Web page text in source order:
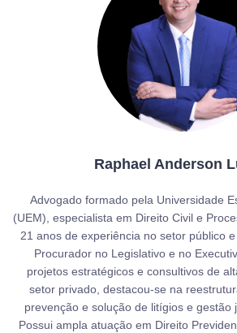
Raphael Anderson
Advogado formado pela Universidade
(UEM), especialista em Direito Civil e
21 anos de experiência no setor público
Procurador no Legislativo e no
projetos estratégicos e consultivos de
setor privado, destacou-se na
prevenção e solução de litígios e gestão
Possui ampla atuação em Direito